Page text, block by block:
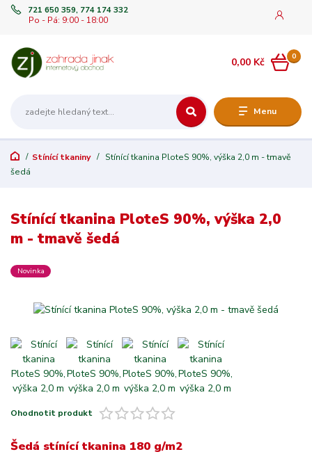
Menu
721 650 359, 774 174 332
Po - Pá: 9:00 - 18:00
0
0,00 Kč
Stínící tkaniny
Stínící tkanina PloteS 90%, výška 2,0 m - tmavě
šedá
Stínící tkanina PloteS 90%, výška 2,0
m - tmavě šedá
Novinka
Ohodnotit produkt
Šedá stínící tkanina 180 g/m2